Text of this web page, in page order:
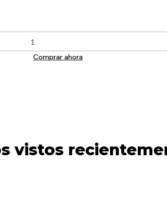
Comprar ahora
vistos